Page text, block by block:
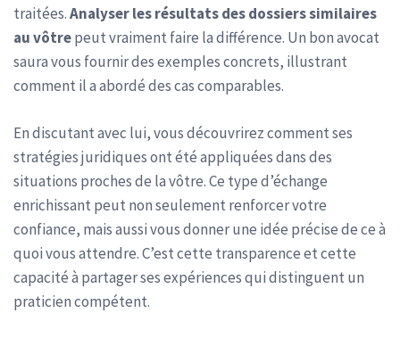
traitées.Analyser les résultats des dossiers similaires
au vôtrepeut vraiment faire la différence. Un bon avocat
saura vous fournir des exemples concrets, illustrant
comment il a abordé des cas comparables.
En discutant avec lui, vous découvrirez comment ses
stratégies juridiques ont été appliquées dans des
situations proches de la vôtre. Ce type d’échange
enrichissant peut non seulement renforcer votre
confiance, mais aussi vous donner une idée précise de ce à
quoi vous attendre. C’est cette transparence et cette
capacité à partager ses expériences qui distinguent un
praticien compétent.